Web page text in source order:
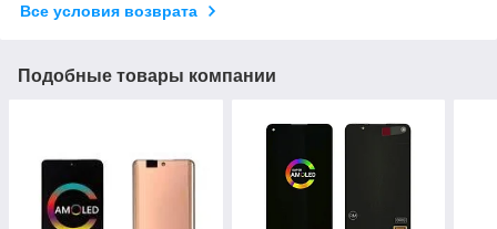
Все условия возврата
Подобные товары компании